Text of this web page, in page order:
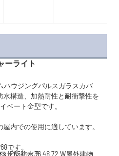
ーライト
ハウジングパルスガラスカバ
水構造、加熱耐性と耐衝撃性を